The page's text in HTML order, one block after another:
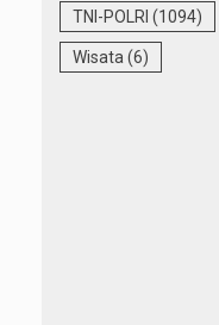
TNI-POLRI (1094)
Wisata (6)